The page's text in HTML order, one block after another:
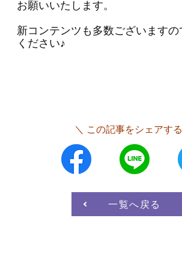
お問い合わせ
お願いいたします。
新コンテンツも多数ございます
ください♪
＼ この記事をシェアす
一覧へ戻る